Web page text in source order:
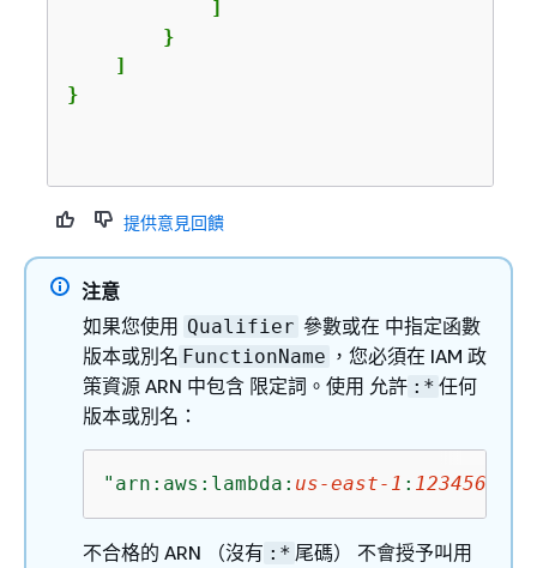
            ]
        }
    ]
}
提供意見回饋
注意
如果您使用 Qualifier 參數或在 中指定函數
版本或別名 FunctionName ，您必須在 IAM 政
策資源 ARN 中包含 限定詞。使用 允許 :* 任何
版本或別名：
"arn:aws:lambda: us-east-1 :
不合格的 ARN （沒有 :* 尾碼） 不會授予叫用